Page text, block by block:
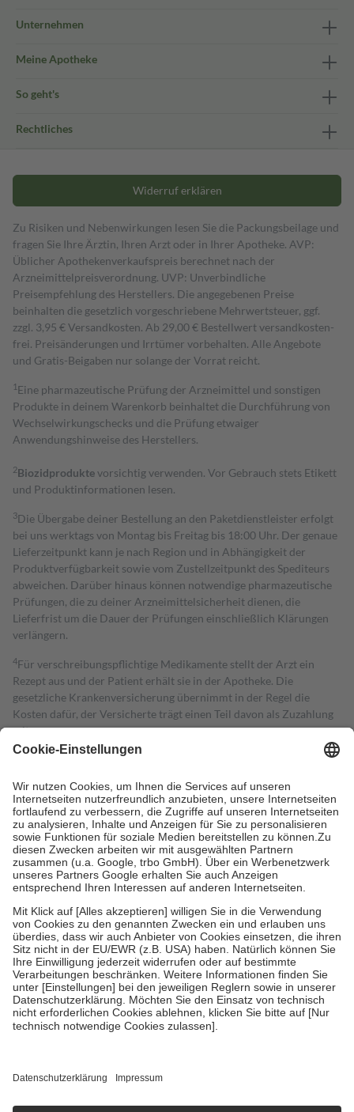
Unternehmen
Meine Apotheke
So geht's
Rechtliches
Widerruf erklären
Zu Risiken und Nebenwirkungen lesen Sie die Packungsbeilage und
fragen Sie Ihre Ärztin, Ihren Arzt oder in Ihrer Apotheke. AVP:
Üblicher Apothekenverkaufspreis berechnet nach der
Arzneimittelpreisverordnung. UVP: Unverbindliche
Preisempfehlung des Herstellers. Die angegebenen Preise
beinhalten die gesetzlich vorgeschriebene Mehrwertsteuer, ggf.
zzgl. 3,95 € Versandkosten. Ab 29,00 € Bestell­wert versand­kosten­
frei. Preisänderungen und Irrtümer vorbehalten. Alle Angebote
und Gratis-Beigaben nur solange der Vorrat reicht.
1 Eine pharmazeutische Prüfung der Arzneimittel und sonstigen
Produkte in deinem Warenkorb beinhaltet die Durchführung von
Wechselwirkungschecks und die Prüfung etwaiger
Anwendungshinweise des Herstellers.
2Biozidproduktevorsichtig verwenden. Vor Gebrauch stets Etikett
und Produktinformationen lesen.
3Die Übergabe deiner Bestellung an den Paketdienstleister erfolgt
bei uns werktags von Montag bis Freitag bis 18:00 Uhr. Der genaue
Lieferzeitpunkt kann je nach Region und in Abhängigkeit der
Produktverfügbarkeit sowie vom Zustellzeitpunkt des Spediteurs
abweichen. Darüber hinaus können notwendige pharmazeutische
Prüfungen, die zu deiner Arzneimittelsicherheit dienen, die
Lieferfrist um die Dauer der Prüfungen einschließlich Klärungen
verlängern.
4Für verschreibungspflichtige Medikamente stellt der Arzt ein
Rezept aus und der Patient erhält sie in der Apotheke. Die
gesetzliche Krankenversicherung übernimmt in der Regel die
Kosten dafür, der Versicherte trägt einen Teil davon als Zuzahlung
mit.
Grundsätzlich leisten Mitglieder Zuzahlungen in Höhe von zehn
höchstens zehn Euro.
Es sind jedoch nie mehr als die tatsächlichen
Kosten der Leistung zu entrichten.
Diese Regeln gelten grundsätzlich auch für Online-Apotheken.
Bei Heilmitteln und häuslicher Krankenpflege beträgt die
Zuzahlung zehn Prozent der Kosten sowie zehn Euro je
Verordnung.
Um das Engagement der Versicherten für ihre eigene Gesundheit zu
stärken und die besondere Stellung der Familie zu unterstützen,
fallenkeine Zuzahlungenan bei:
• Kindern und Jugendlichen bis zum vollendeten 18. Lebensjahr
mit Ausnahme der Fahrkosten
• Untersuchungen zur Vorsorge und Früherkennung, die von der
GKV getragen werden
• empfohlenen Schutzimpfungen
• Harn- und Blutteststreifen
getroffen, um sicherzustellen, dass es sich um echte Bewertungen
https://help.etrusted.com/hc/de/articles/4419944605341